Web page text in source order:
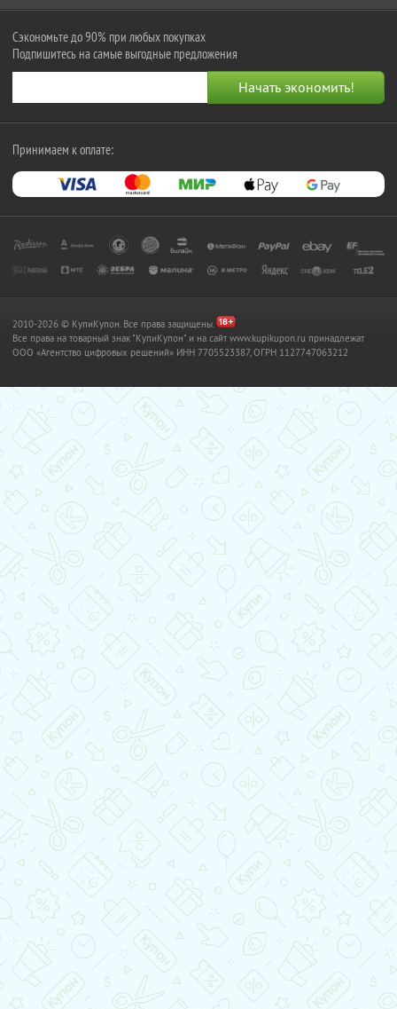
Сэкономьте до 90% при любых покупках
Подпишитесь на самые выгодные предложения
Принимаем к оплате:
2010-2026 © КупиКупон. Все права защищены.
Все права на товарный знак "КупиКупон" и на сайт www.kupikupon.ru принадлежат
OOO «Агентство цифровых решений» ИНН 7705523387, ОГРН 1127747063212